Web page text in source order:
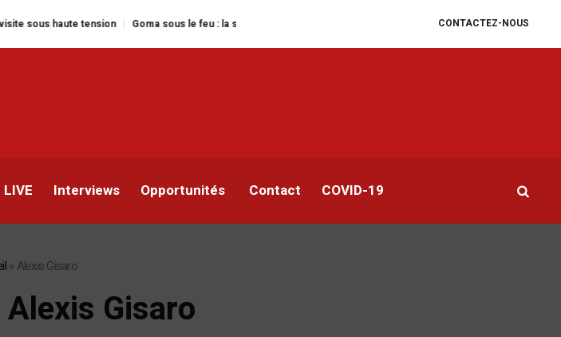
CONTACTEZ-NOUS
Goma sous le feu : la situation humanitaire se dégrade William Ruto convoque un sommet extraordinaire de
LIVE Interviews Opportunités Contact COVID-19
» Alexis Gisaro
Alexis Gisaro